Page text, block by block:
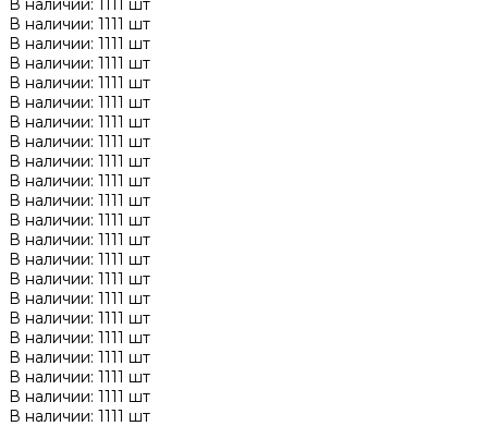
В наличии: 1111 шт
В наличии: 1111 шт
В наличии: 1111 шт
В наличии: 1111 шт
В наличии: 1111 шт
В наличии: 1111 шт
В наличии: 1111 шт
В наличии: 1111 шт
В наличии: 1111 шт
В наличии: 1111 шт
В наличии: 1111 шт
В наличии: 1111 шт
В наличии: 1111 шт
В наличии: 1111 шт
В наличии: 1111 шт
В наличии: 1111 шт
В наличии: 1111 шт
В наличии: 1111 шт
В наличии: 1111 шт
В наличии: 1111 шт
В наличии: 1111 шт